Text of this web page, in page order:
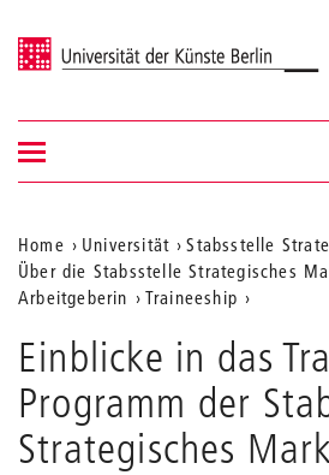
Universität der Künste Berlin
Navigation &
Suche
Navigation
ein-/ausblenden
Aktuelle
Position
der
Webseite
Home Universität
Stabsstelle
Über die Stabsstelle Strategisches
Arbeitgeberin
Traineeship
Einblicke in das
Programm der
Strategisches